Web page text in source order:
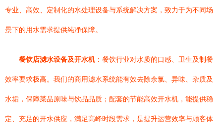
专业、高效、定制化的水处理设备与系统解决方案，致力于为不同场
景下的用水需求提供纯净保障。
餐饮店滤水设备及开水机：餐饮行业对水质的口感、卫生及制餐
效率要求极高。我们的商用滤水系统能有效去除余氯、异味、杂质及
水垢，保障菜品原味与饮品品质；配套的节能高效开水机，能提供稳
定、充足的开水供应，满足高峰时段需求，是提升运营效率与顾客体